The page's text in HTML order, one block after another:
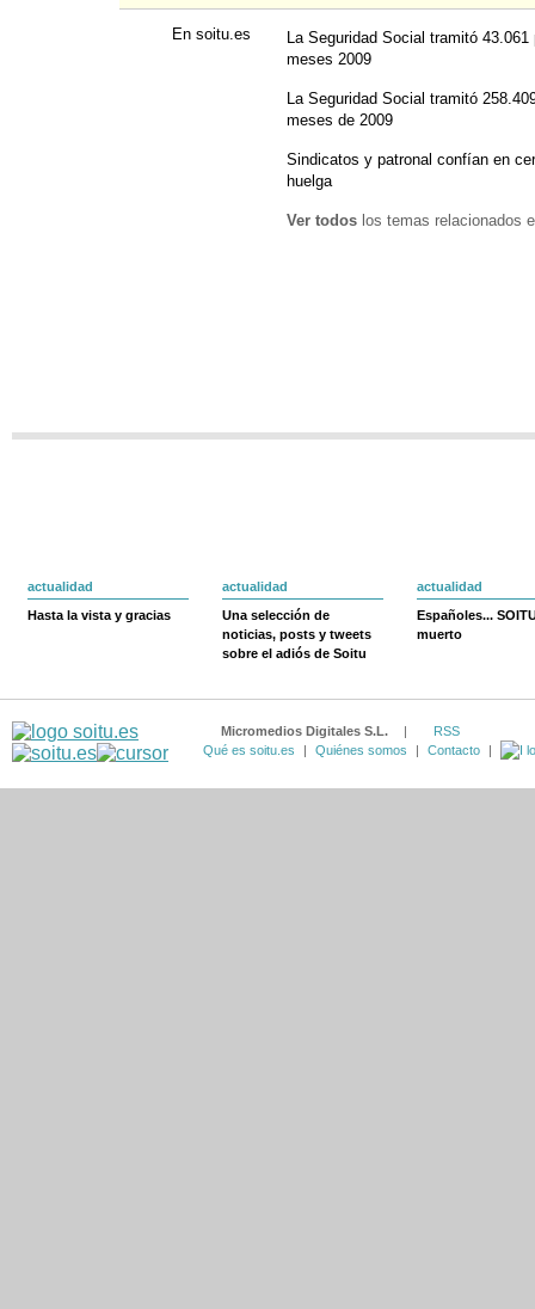
En soitu.es
La Seguridad Social tramitó
meses 2009
La Seguridad Social tramitó
meses de 2009
Sindicatos y patronal confían en
huelga
Ver todos los temas relacionados
actualidad
Hasta la vista y gracias
actualidad
Una selección de
noticias, posts y tweets
sobre el adiós de Soitu
actualidad
Españoles...
muerto
Micromedios Digitales S.L. |
RSS
Qué es soitu.es
| Quiénes somos | Contacto |